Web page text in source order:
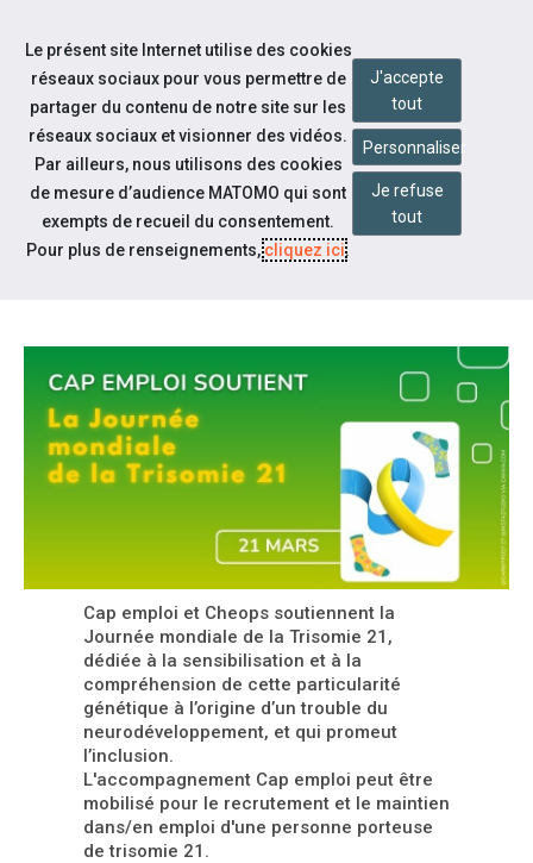
Aller au contenu
Notre actualité
JOURNÉE MONDIALE DE LA
Cap emploi et Cheops soutiennent la
Journée mondiale de la Trisomie 21,
dédiée à la sensibilisation et à la
compréhension de cette particularité
génétique à l’origine d’un trouble du
neurodéveloppement, et qui promeut
l’inclusion.
L'accompagnement Cap emploi peut être
mobilisé pour le recrutement et le maintien
dans/en emploi d'une personne porteuse
de trisomie 21.
Le présent site Internet utilise des cookies
réseaux sociaux pour vous permettre de
partager du contenu de notre site sur les
réseaux sociaux et visionner des vidéos.
Par ailleurs, nous utilisons des cookies
de mesure d’audience MATOMO qui sont
exempts de recueil du consentement.
Pour plus de renseignements,cliquez ici.
J'accepte
tout
Personnaliser
Je refuse
tout